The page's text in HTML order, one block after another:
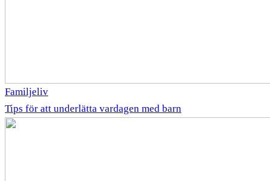
Familjeliv
Tips för att underlätta vardagen med barn